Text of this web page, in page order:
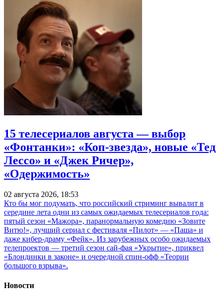
15 телесериалов августа — выбор
«Фонтанки»: «Коп-звезда», новые «Тед
Лессо» и «Джек Ричер»,
«Одержимость»
02 августа 2026, 18:53
Кто бы мог подумать, что российский стриминг вывалит в
середине лета одни из самых ожидаемых телесериалов года:
пятый сезон «Мажора», паранормальную комедию «Зовите
Витю!», лучший сериал с фестиваля «Пилот» — «Паша» и
даже кибер-драму «Фейк». Из зарубежных особо ожидаемых
телепроектов — третий сезон сай-фая «Укрытие», приквел
«Блондинки в законе» и очередной спин-офф «Теории
большого взрыва».
Новости